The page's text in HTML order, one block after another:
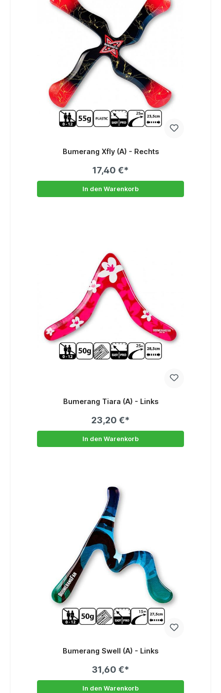
Bumerang Xfly (A) - Rechts
17,40 €*
In den Warenkorb
Bumerang Tiara (A) - Links
23,20 €*
In den Warenkorb
Bumerang Swell (A) - Links
31,60 €*
In den Warenkorb